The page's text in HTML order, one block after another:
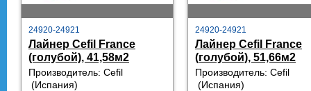
24920-24921
Лайнер Cefil France
(голубой), 41,58м2
Производитель: Cefil
(Испания)
24920-24921
Лайнер Cefil France
(голубой), 51,66м2
Производитель: Cefil
(Испания)